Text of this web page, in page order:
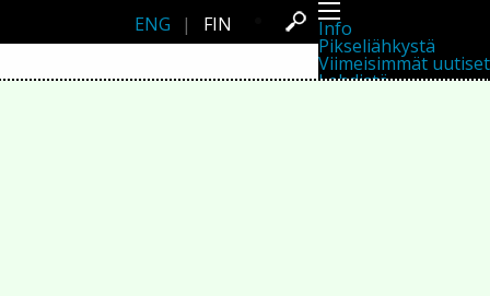
Info
Pikseliähkystä
Viimeisimmät uutiset
Lehdistö
ENG | FIN